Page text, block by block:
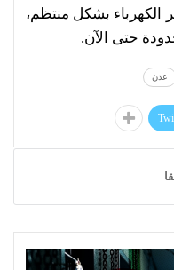
الكهرباء بشكل منتظم،
حتى الآن.
عدن